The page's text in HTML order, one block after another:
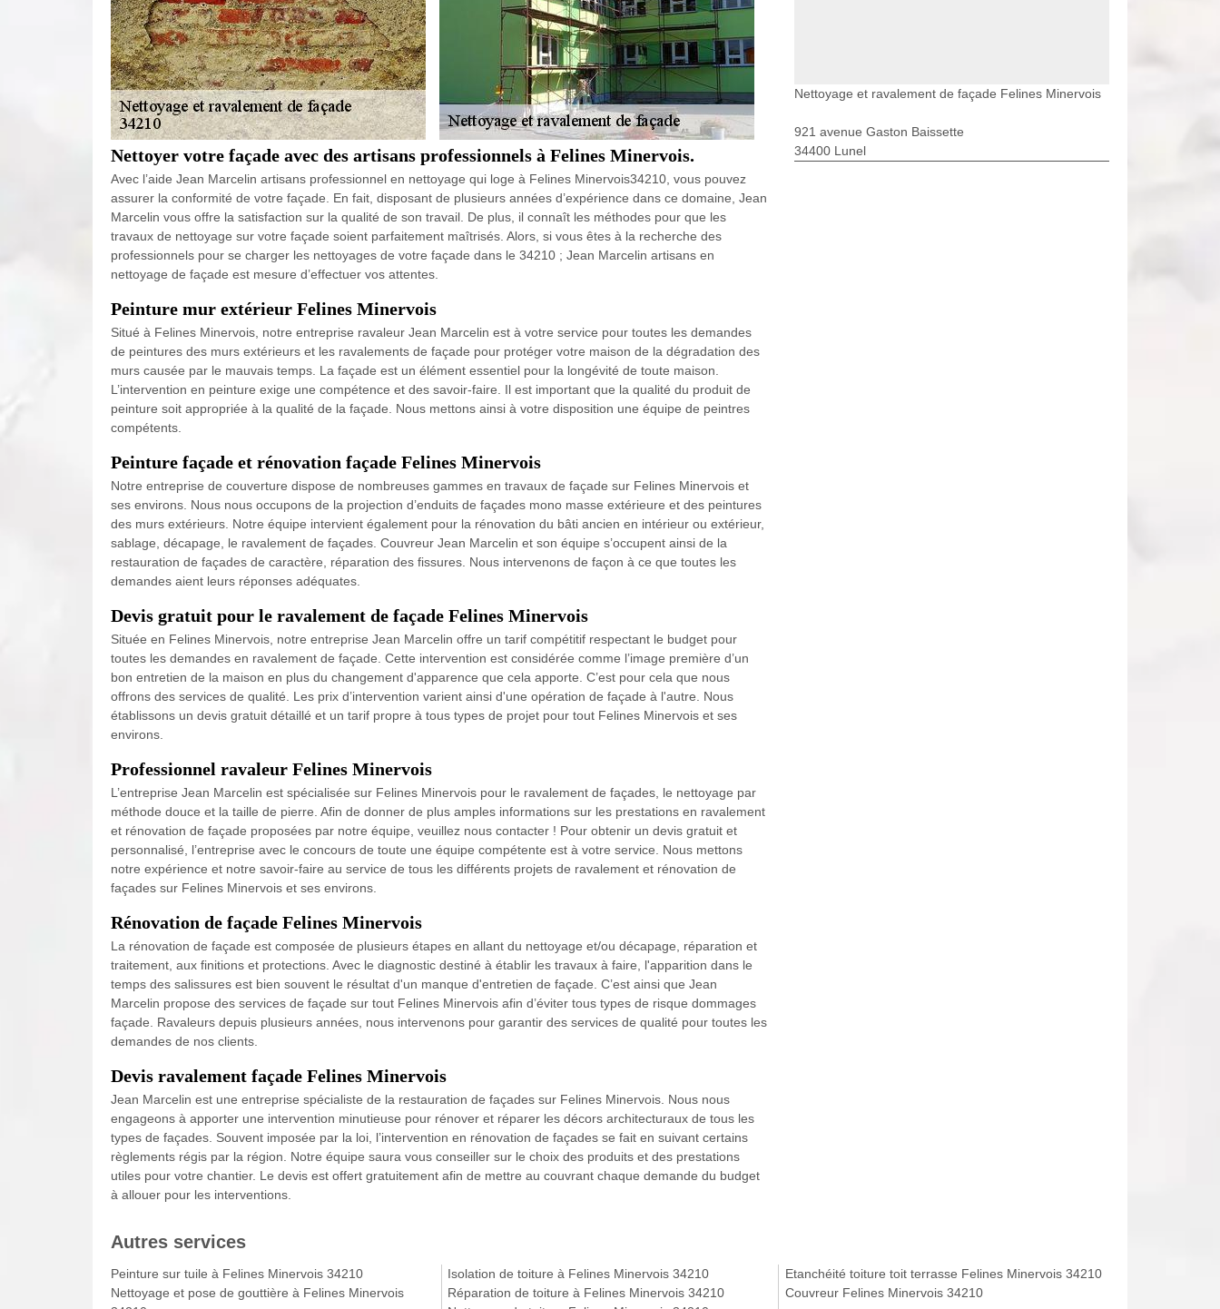
Nettoyer votre façade avec des artisans professionnels à Felines Minervois.
Avec l’aide Jean Marcelin artisans professionnel en nettoyage qui loge à Felines Minervois34210, vous pouvez
assurer la conformité de votre façade. En fait, disposant de plusieurs années d’expérience dans ce domaine, Jean
Marcelin vous offre la satisfaction sur la qualité de son travail. De plus, il connaît les méthodes pour que les
travaux de nettoyage sur votre façade soient parfaitement maîtrisés. Alors, si vous êtes à la recherche des
professionnels pour se charger les nettoyages de votre façade dans le 34210 ; Jean Marcelin artisans en
nettoyage de façade est mesure d’effectuer vos attentes.
Peinture mur extérieur Felines Minervois
Situé à Felines Minervois, notre entreprise ravaleur Jean Marcelin est à votre service pour toutes les demandes
de peintures des murs extérieurs et les ravalements de façade pour protéger votre maison de la dégradation des
murs causée par le mauvais temps. La façade est un élément essentiel pour la longévité de toute maison.
L’intervention en peinture exige une compétence et des savoir-faire. Il est important que la qualité du produit de
peinture soit appropriée à la qualité de la façade. Nous mettons ainsi à votre disposition une équipe de peintres
compétents.
Peinture façade et rénovation façade Felines Minervois
Notre entreprise de couverture dispose de nombreuses gammes en travaux de façade sur Felines Minervois et
ses environs. Nous nous occupons de la projection d’enduits de façades mono masse extérieure et des peintures
des murs extérieurs. Notre équipe intervient également pour la rénovation du bâti ancien en intérieur ou extérieur,
sablage, décapage, le ravalement de façades. Couvreur Jean Marcelin et son équipe s’occupent ainsi de la
restauration de façades de caractère, réparation des fissures. Nous intervenons de façon à ce que toutes les
demandes aient leurs réponses adéquates.
Devis gratuit pour le ravalement de façade Felines Minervois
Située en Felines Minervois, notre entreprise Jean Marcelin offre un tarif compétitif respectant le budget pour
toutes les demandes en ravalement de façade. Cette intervention est considérée comme l’image première d’un
bon entretien de la maison en plus du changement d'apparence que cela apporte. C’est pour cela que nous
offrons des services de qualité. Les prix d’intervention varient ainsi d'une opération de façade à l'autre. Nous
établissons un devis gratuit détaillé et un tarif propre à tous types de projet pour tout Felines Minervois et ses
environs.
Professionnel ravaleur Felines Minervois
L’entreprise Jean Marcelin est spécialisée sur Felines Minervois pour le ravalement de façades, le nettoyage par
méthode douce et la taille de pierre. Afin de donner de plus amples informations sur les prestations en ravalement
et rénovation de façade proposées par notre équipe, veuillez nous contacter ! Pour obtenir un devis gratuit et
personnalisé, l’entreprise avec le concours de toute une équipe compétente est à votre service. Nous mettons
notre expérience et notre savoir-faire au service de tous les différents projets de ravalement et rénovation de
façades sur Felines Minervois et ses environs.
Rénovation de façade Felines Minervois
La rénovation de façade est composée de plusieurs étapes en allant du nettoyage et/ou décapage, réparation et
traitement, aux finitions et protections. Avec le diagnostic destiné à établir les travaux à faire, l'apparition dans le
temps des salissures est bien souvent le résultat d'un manque d'entretien de façade. C’est ainsi que Jean
Marcelin propose des services de façade sur tout Felines Minervois afin d’éviter tous types de risque dommages
façade. Ravaleurs depuis plusieurs années, nous intervenons pour garantir des services de qualité pour toutes les
demandes de nos clients.
Devis ravalement façade Felines Minervois
Jean Marcelin est une entreprise spécialiste de la restauration de façades sur Felines Minervois. Nous nous
engageons à apporter une intervention minutieuse pour rénover et réparer les décors architecturaux de tous les
types de façades. Souvent imposée par la loi, l’intervention en rénovation de façades se fait en suivant certains
règlements régis par la région. Notre équipe saura vous conseiller sur le choix des produits et des prestations
utiles pour votre chantier. Le devis est offert gratuitement afin de mettre au couvrant chaque demande du budget
à allouer pour les interventions.
Nettoyage et ravalement de façade Felines Minervois
921 avenue Gaston Baissette
34400 Lunel
Autres services
Peinture sur tuile à Felines Minervois 34210
Nettoyage et pose de gouttière à Felines Minervois
Isolation de toiture à Felines Minervois 34210
Réparation de toiture à Felines Minervois 34210
Etanchéité toiture toit terrasse Felines Minervois 34210
Couvreur Felines Minervois 34210